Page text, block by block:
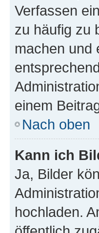
Verfassen
zu häufig zu
machen und
einem
Nach oben
Kann ich
Ja, Bilder
hochladen.